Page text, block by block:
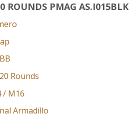
ROUNDS PMAG AS.I015BLK
Rounds
/ M16
Armadillo